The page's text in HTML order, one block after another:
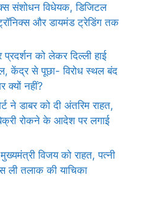
संशोधन विधेयक, डिजिटल
और डायमंड ट्रेडिंग तक
को लेकर दिल्ली हाई
केंद्र से पूछा- विरोध स्थल बंद
क्यों नहीं?
ने डाबर को दी अंतरिम राहत,
रोकने के आदेश पर लगाई
विजय को राहत, पत्नी
ली तलाक की याचिका